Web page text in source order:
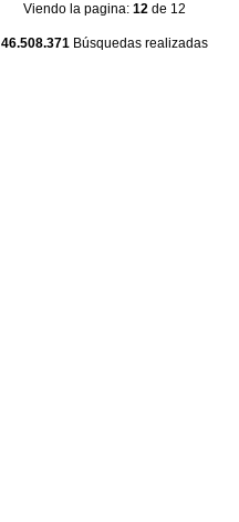
Viendo la pagina: 12 de 12
46.508.371 Búsquedas realizadas